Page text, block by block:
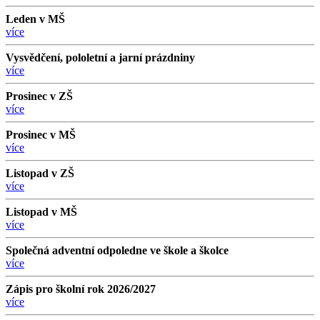
Leden v MŠ
více
Vysvědčení, pololetní a jarní prázdniny
více
Prosinec v ZŠ
více
Prosinec v MŠ
více
Listopad v ZŠ
více
Listopad v MŠ
více
Společná adventní odpoledne ve škole a školce
více
Zápis pro školní rok 2026/2027
více